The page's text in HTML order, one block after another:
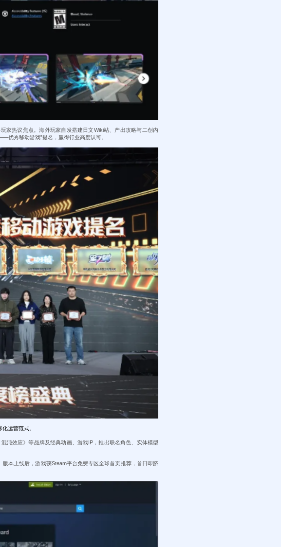
家热议焦点。海外玩家自发搭建日文Wiki站、产出攻略与二创内
优秀移动游戏”提名，赢得行业高度认可。
运营范式。
沌效应》等品牌及经典动画、游戏IP，推出联名角色、实体模型
本上线后，游戏获Steam平台免费专区全球首页推荐，首日即跻